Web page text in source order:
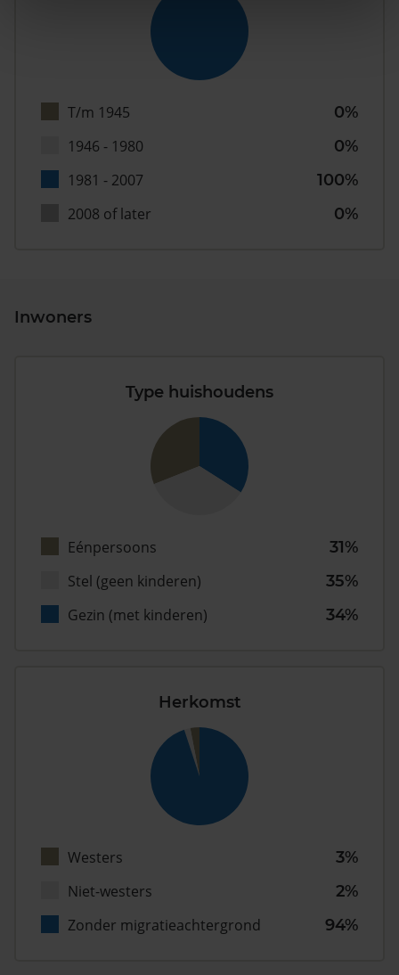
T/m 1945
0%
1946 - 1980
0%
1981 - 2007
100%
2008 of later
0%
Inwoners
Type huishoudens
Eénpersoons
31%
Stel (geen kinderen)
35%
Gezin (met kinderen)
34%
Herkomst
Westers
3%
Niet-westers
2%
Zonder migratieachtergrond
94%